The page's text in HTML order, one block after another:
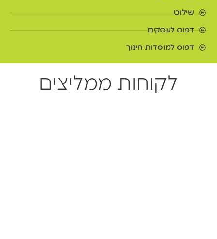
שילוט
דפוס לעסקים
דפוס למוסדות חינוך
לקוחות ממליצים